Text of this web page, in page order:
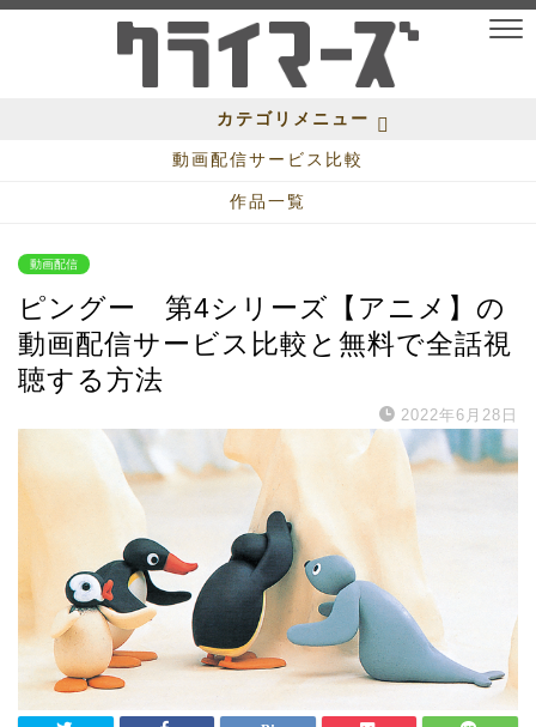
カテゴリメニュー
動画配信サービス比較
作品一覧
動画配信
ピングー 第4シリーズ【アニメ】の
動画配信サービス比較と無料で全話視
聴する方法
2022年6月28日